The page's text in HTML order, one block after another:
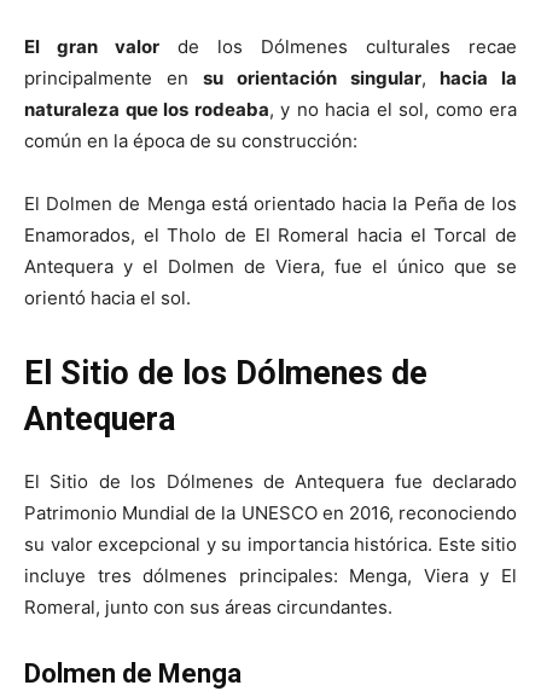
El gran valor de los Dólmenes culturales recae
principalmente en su orientación singular, hacia la
naturaleza que los rodeaba, y no hacia el sol, como era
común en la época de su construcción:
El Dolmen de Menga está orientado hacia la Peña de los
Enamorados, el Tholo de El Romeral hacia el Torcal de
Antequera y el Dolmen de Viera, fue el único que se
orientó hacia el sol.
El Sitio de los Dólmenes de
Antequera
El Sitio de los Dólmenes de Antequera fue declarado
Patrimonio Mundial de la UNESCO en 2016, reconociendo
su valor excepcional y su importancia histórica. Este sitio
incluye tres dólmenes principales: Menga, Viera y El
Romeral, junto con sus áreas circundantes.
Dolmen de Menga